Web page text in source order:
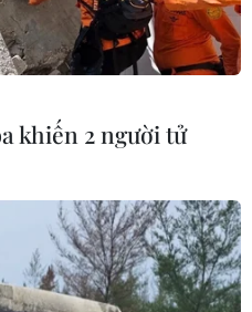
khiến 2 người tử